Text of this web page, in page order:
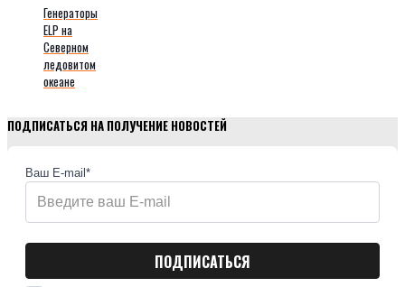
Генераторы
ELP на
Северном
ледовитом
океане
ПОДПИСАТЬСЯ НА ПОЛУЧЕНИЕ НОВОСТЕЙ
Ваш E-mail*